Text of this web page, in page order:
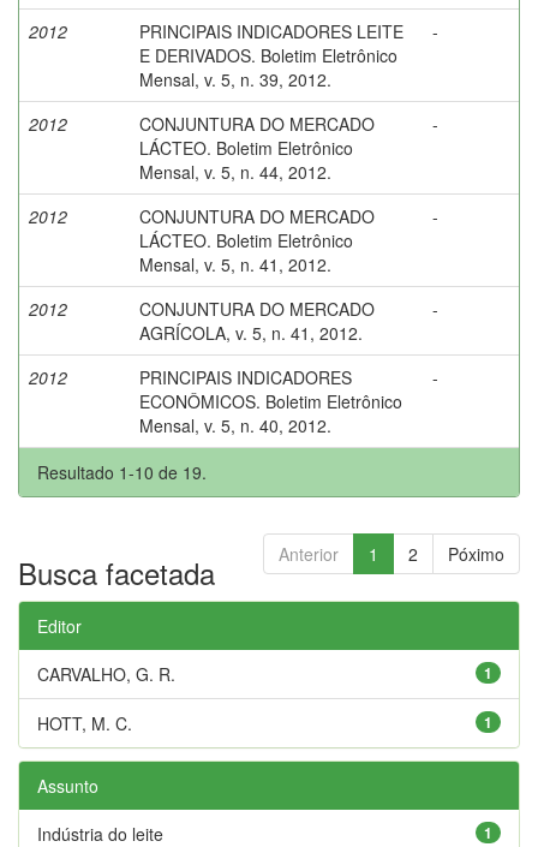
2012
PRINCIPAIS INDICADORES LEITE
E DERIVADOS. Boletim Eletrônico
Mensal, v. 5, n. 39, 2012.
-
2012
CONJUNTURA DO MERCADO
LÁCTEO. Boletim Eletrônico
Mensal, v. 5, n. 44, 2012.
-
2012
CONJUNTURA DO MERCADO
LÁCTEO. Boletim Eletrônico
Mensal, v. 5, n. 41, 2012.
-
2012
CONJUNTURA DO MERCADO
AGRÍCOLA, v. 5, n. 41, 2012.
-
2012
PRINCIPAIS INDICADORES
ECONÔMICOS. Boletim Eletrônico
Mensal, v. 5, n. 40, 2012.
-
Resultado 1-10 de 19.
Anterior 1 2 Póximo
Busca facetada
Editor
1
CARVALHO, G. R.
1
HOTT, M. C.
Assunto
1
Indústria do leite